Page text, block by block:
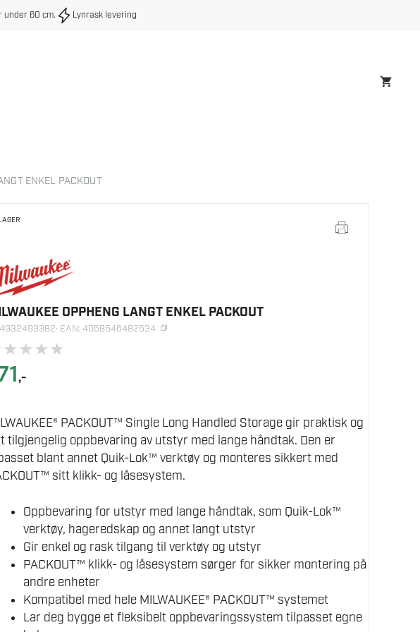
under 60 cm. Lynrask levering
ENKEL PACKOUT
OPPHENG LANGT ENKEL PACKOUT
· EAN: 4058546482534
★★★★
,-
PACKOUT™ Single Long Handled Storage gir praktisk og
tilgjengelig oppbevaring av utstyr med lange håndtak. Den er
blant annet Quik-Lok™ verktøy og monteres sikkert med
sitt klikk- og låsesystem.
Oppbevaring for utstyr med lange håndtak, som Quik-Lok™
verktøy, hageredskap og annet langt utstyr
Gir enkel og rask tilgang til verktøy og utstyr
PACKOUT™ klikk- og låsesystem sørger for sikker montering på
andre enheter
Kompatibel med hele MILWAUKEE® PACKOUT™ systemet
Lar deg bygge et fleksibelt oppbevaringssystem tilpasset egne